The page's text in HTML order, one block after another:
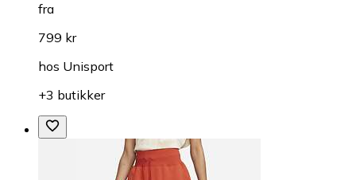
fra
799 kr
hos Unisport
+3 butikker